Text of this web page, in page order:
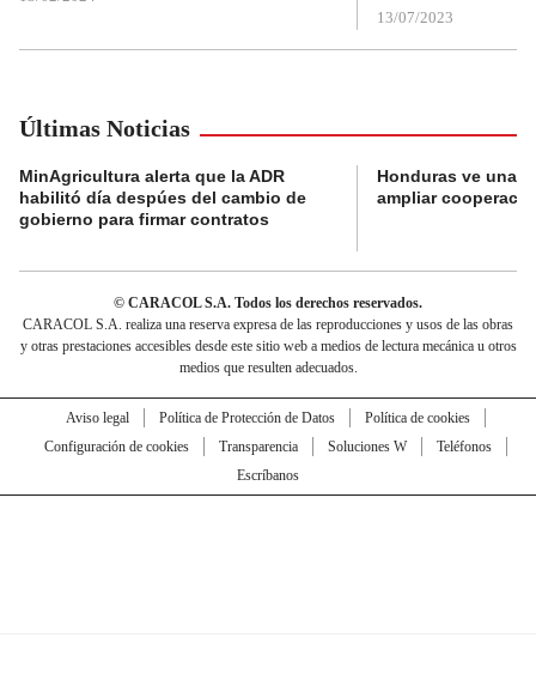
13/07/2023
Últimas Noticias
MinAgricultura alerta que la ADR
habilitó día despúes del cambio de
gobierno para firmar contratos
Honduras ve una
ampliar
© CARACOL S.A. Todos los derechos reservados.
CARACOL S.A. realiza una reserva expresa de las reproducciones y usos de las obras
y otras prestaciones accesibles desde este sitio web a medios de lectura mecánica u otros
medios que resulten adecuados.
Aviso legal Política de Protección de Datos
Política de cookies
Configuración de cookies
Transparencia Soluciones W
Teléfonos
Escríbanos